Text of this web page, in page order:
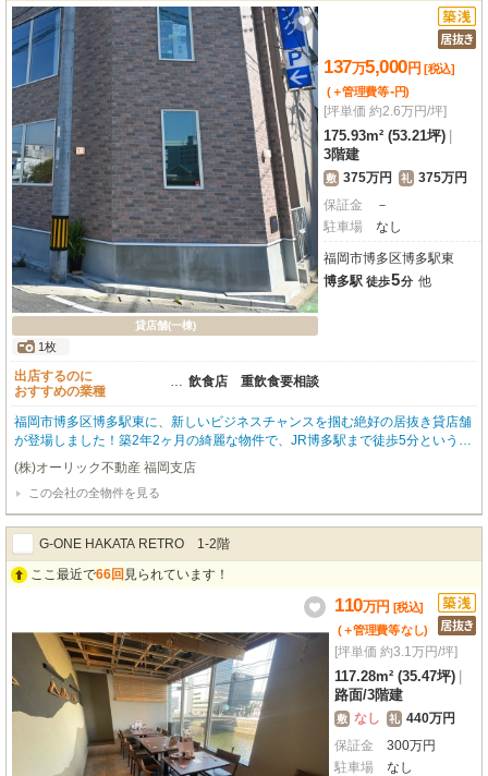
貸店舗(一棟)
1枚
137万5,000円 [税込]
(＋管理費等-円)
[坪単価 約2.6万円/坪]
175.93m² (53.21坪)
3階建
敷 375万円 礼 375万円
保証金
－
駐車場
なし
福岡市博多区博多駅東
博多駅 徒歩5分 他
出店するのに
おすすめの業種
… 飲食店 重飲食要相談
福岡市博多区博多駅東に、新しいビジネスチャンスを掴む絶好の居抜き貸店舗
が登場しました！築2年2ヶ月の綺麗な物件で、JR博多駅まで徒歩5分というア
クセス抜群の立地が魅力です。複数路線が利用でき、お客様にとっても従業員
様にとっても大変便利な場所ですね。周辺にはコンビニや飲食店、ドラッグス
トアなどが徒歩1分圏内に揃い、ビジネスを強力にサポートしてくれるでしょ
う。広々とした175.93㎡の空間には、バーや寿司屋の設備がそのまま残ってお
り、初期費用を抑えてすぐに開業したい飲食店オーナー様にぴったりです。
(株)オーリック不動産 福岡支店
この会社の全物件を見る
G-ONE HAKATA RETRO 1‐2階
ここ最近で66回 見られています！
110万円 [税込]
(＋管理費等なし)
[坪単価 約3.1万円/坪]
117.28m² (35.47坪)
路面/3階建
敷 なし 礼 440万円
保証金
300万円
駐車場
なし